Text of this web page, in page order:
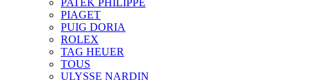
PATEK PHILIPPE
PIAGET
PUIG DORIA
ROLEX
TAG HEUER
TOUS
ULYSSE NARDIN